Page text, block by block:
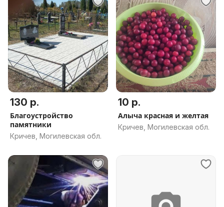
130 р.
Благоустройство
памятники
Кричев, Могилевская обл.
10 р.
Алыча красная и желтая
Кричев, Могилевская обл.